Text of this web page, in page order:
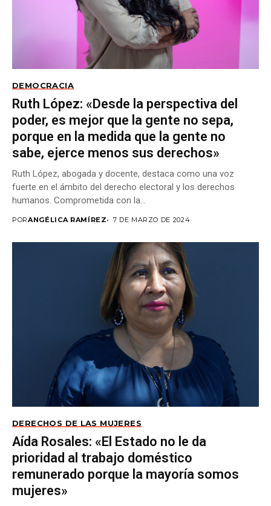
DEMOCRACIA
Ruth López: «Desde la perspectiva del
poder, es mejor que la gente no sepa,
porque en la medida que la gente no
sabe, ejerce menos sus derechos»
Ruth López, abogada y docente, destaca como una voz
fuerte en el ámbito del derecho electoral y los derechos
humanos. Comprometida con la...
PORANGÉLICA RAMÍREZ 7 DE MARZO DE 2024
DERECHOS DE LAS MUJERES
Aída Rosales: «El Estado no le da
prioridad al trabajo doméstico
remunerado porque la mayoría somos
mujeres»